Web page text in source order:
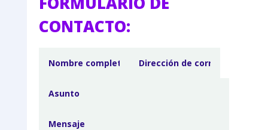
CONTACTO: